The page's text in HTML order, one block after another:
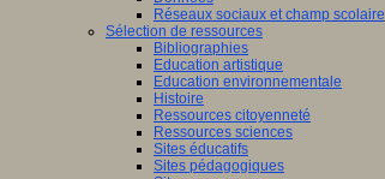
Réseaux sociaux et champ scolaire
Sélection de ressources
Bibliographies
Education artistique
Education environnementale
Histoire
Ressources citoyenneté
Ressources sciences
Sites éducatifs
Sites pédagogiques